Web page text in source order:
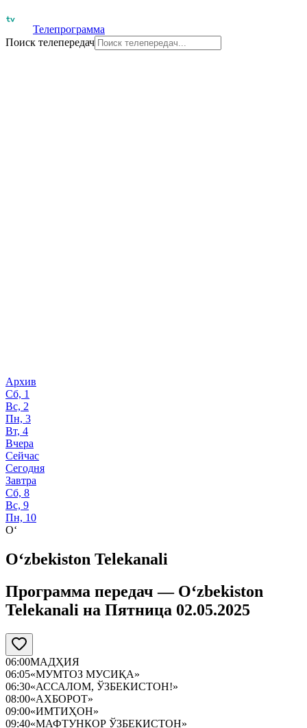
Телепрограмма
Поиск телепередач
Архив
Сб, 1
Вс, 2
Пн, 3
Вт, 4
Вчера
Сейчас
Сегодня
Завтра
Сб, 8
Вс, 9
Пн, 10
O‘
O‘zbekiston Telekanali
Программа передач — O‘zbekiston
Telekanali на Пятница 02.05.2025
06:00МАДҲИЯ
06:05«МУМТОЗ МУСИҚА»
06:30«АССАЛОМ, ЎЗБЕКИСТОН!»
08:00«АХБОРОТ»
09:00«ИМТИҲОН»
09:40«МАФТУНКОР ЎЗБЕКИСТОН»